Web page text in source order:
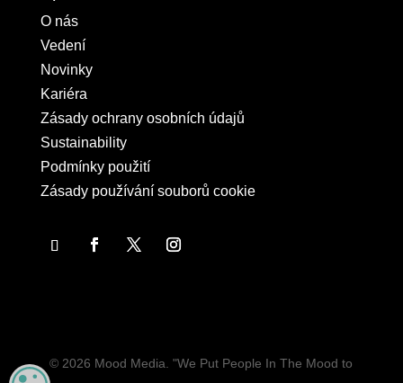
O nás
Vedení
Novinky
Kariéra
Zásady ochrany osobních údajů
Sustainability
Podmínky použití
Zásady používání souborů cookie
© 2026 Mood Media. "We Put People In The Mood to